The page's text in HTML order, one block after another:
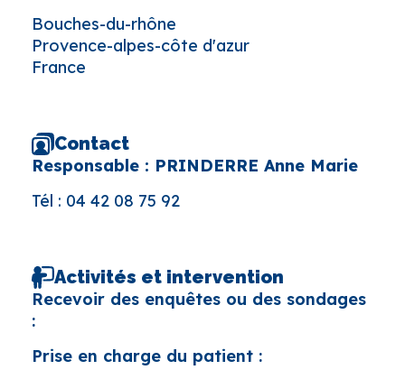
Bouches-du-rhône
Provence-alpes-côte d'azur
France
Contact
Responsable : PRINDERRE Anne Marie
Tél : 04 42 08 75 92
Activités et intervention
Recevoir des enquêtes ou des sondages
:
Prise en charge du patient :